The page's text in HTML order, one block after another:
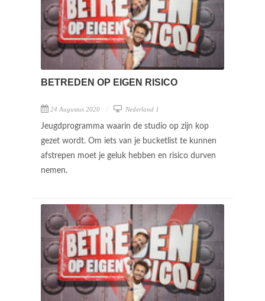
BETREDEN OP EIGEN RISICO
24 Augustus 2020 Nederland 1
Jeugdprogramma waarin de studio op zijn kop
gezet wordt. Om iets van je bucketlist te kunnen
afstrepen moet je geluk hebben en risico durven
nemen.